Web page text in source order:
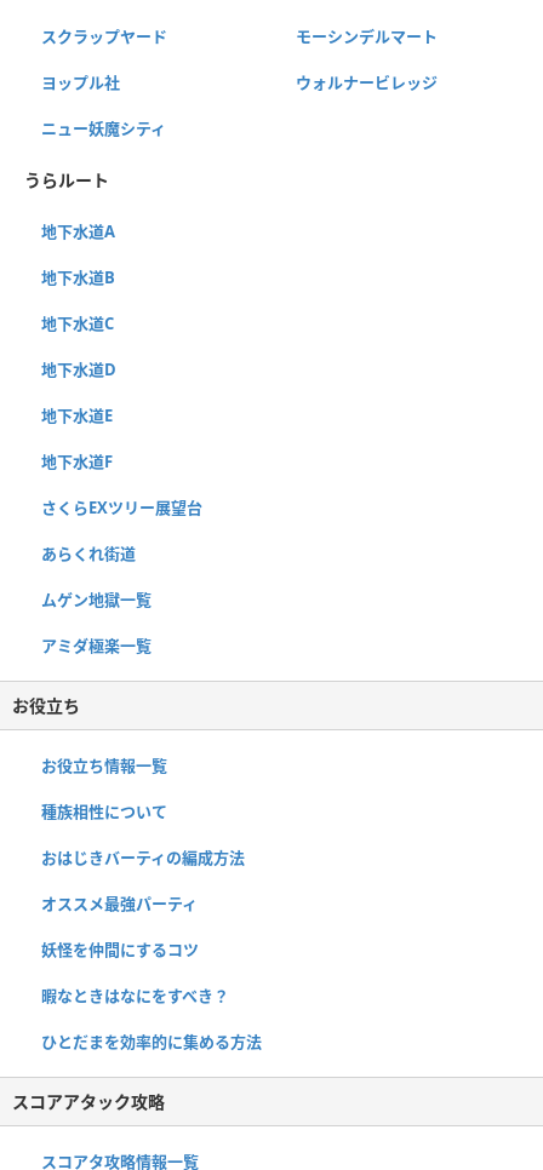
スクラップヤード モーシンデルマート
ヨップル社 ウォルナービレッジ
ニュー妖魔シティ
うらルート
地下水道A
地下水道B
地下水道C
地下水道D
地下水道E
地下水道F
さくらEXツリー展望台
あらくれ街道
ムゲン地獄一覧
アミダ極楽一覧
お役立ち
お役立ち情報一覧
種族相性について
おはじきバーティの編成方法
オススメ最強パーティ
妖怪を仲間にするコツ
暇なときはなにをすべき？
ひとだまを効率的に集める方法
スコアアタック攻略
スコアタ攻略情報一覧